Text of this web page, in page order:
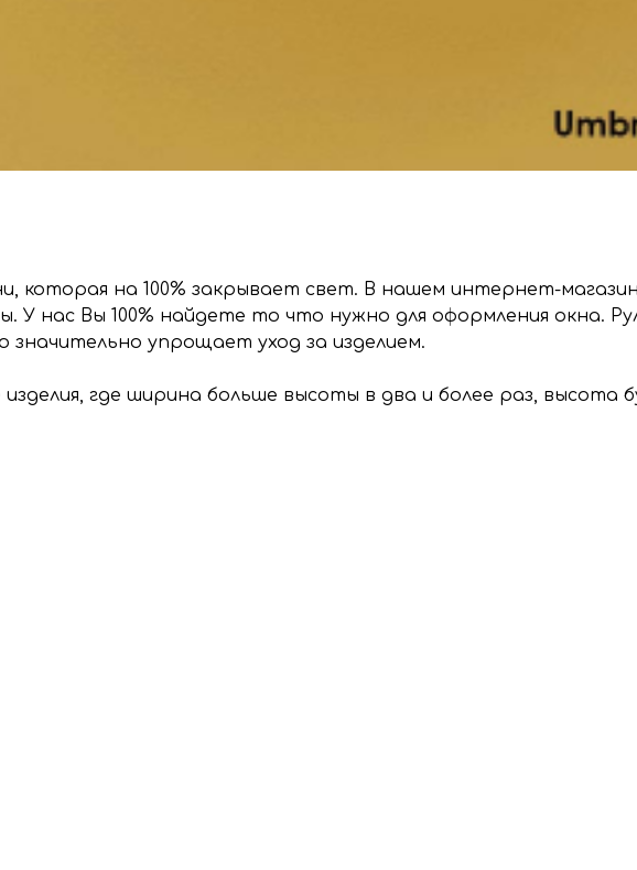
которая на 100% закрывает свет. В нашем интернет-
У нас Вы 100% найдете то что нужно для оформления окна.
упрощает уход за изделием.
где ширина больше высоты в два и более раз, высота